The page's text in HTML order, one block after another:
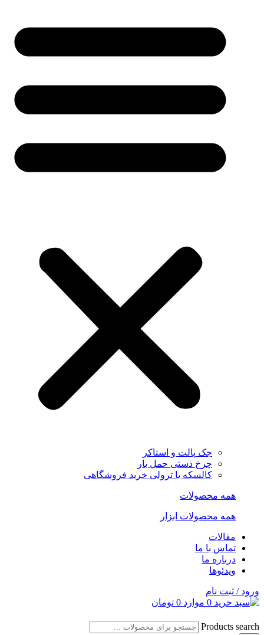
جک پالت و استاکر
چرخ دستی حمل بار
کالسکه یا ترولی خرید فروشگاهی
همه محصولات
همه محصولات ابزار
مقالات
تماس با ما
درباره ما
ویدئوها
ورود / ثبت نام
0 موارد 0 تومان
Products search